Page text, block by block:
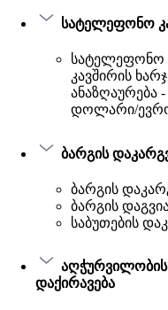
სატელეფონო
სატელეფონო
კავშირის
ანაზღაურება -
დოლარი/
ბარგის
ბარგის
ბარგის
საბუთების
აღჭურვილობის
დაქირავება